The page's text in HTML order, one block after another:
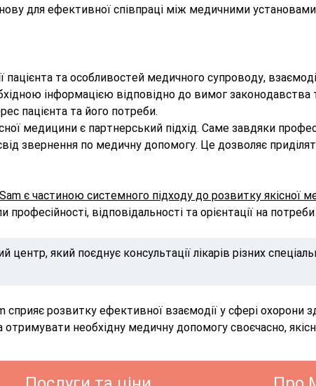
для ефективної співпраці між медичними
пацієнта та особливостей медичного супроводу,
інформацією відповідно до вимог
пацієнта та його потреби.
медицини є партнерський підхід. Саме завдяки
звернення по медичну допомогу. Це дозволяє
є частиною системного підходу до розвитку якісної
відповідальності та орієнтації на
який поєднує консультації лікарів різних
сприяє розвитку ефективної взаємодії у сфері
необхідну медичну допомогу своєчасно,